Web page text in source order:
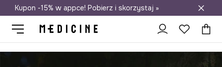
Darmowa dostawa do salonów
Kupon -15% w appce! Pobierz i skorzystaj »